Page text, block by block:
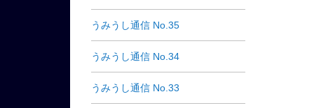
うみうし通信 No.35
うみうし通信 No.34
うみうし通信 No.33